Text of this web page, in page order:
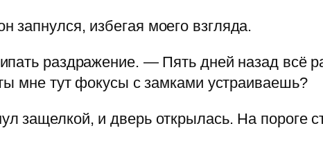
избегая моего взгляда.
раздражение. — Пять дней назад всё
мне тут фокусы с замками устраиваешь?
защелкой, и дверь открылась. На пороге